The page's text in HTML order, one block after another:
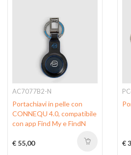
AC7077B2-N
Portachiavi in pelle con
CONNEQU 4.0, compatibile
con app Find My e FindN
€ 55,00 €